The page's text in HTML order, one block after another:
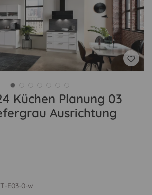
Küchen Planung 03
Ausrichtung
E03-0-w